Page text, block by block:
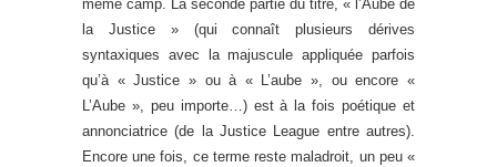
même camp. La seconde partie du titre, « l’Aube de
la Justice » (qui connaît plusieurs dérives
syntaxiques avec la majuscule appliquée parfois
qu’à « Justice » ou à « L’aube », ou encore «
L’Aube », peu importe…) est à la fois poétique et
annonciatrice (de la Justice League entre autres).
Encore une fois, ce terme reste maladroit, un peu «